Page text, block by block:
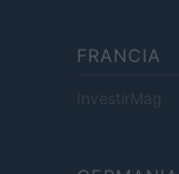
FRANCIA
InvestirMag